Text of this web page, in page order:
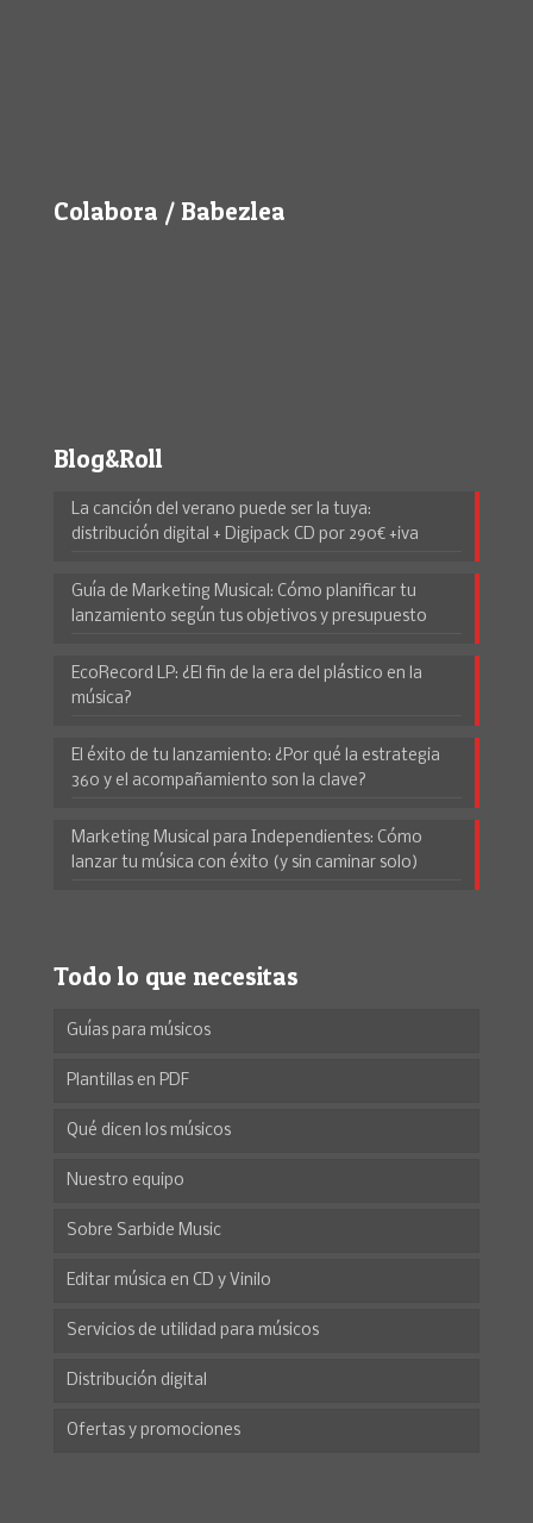
Colabora / Babezlea
Blog&Roll
La canción del verano puede ser la tuya:
distribución digital + Digipack CD por 290€ +iva
Guía de Marketing Musical: Cómo planificar tu
lanzamiento según tus objetivos y presupuesto
EcoRecord LP: ¿El fin de la era del plástico en la
música?
El éxito de tu lanzamiento: ¿Por qué la estrategia
360 y el acompañamiento son la clave?
Marketing Musical para Independientes: Cómo
lanzar tu música con éxito (y sin caminar solo)
Todo lo que necesitas
Guías para músicos
Plantillas en PDF
Qué dicen los músicos
Nuestro equipo
Sobre Sarbide Music
Editar música en CD y Vinilo
Servicios de utilidad para músicos
Distribución digital
Ofertas y promociones